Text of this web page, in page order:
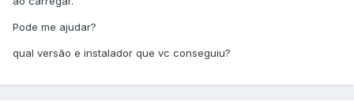
Pode me ajudar?
qual versão e instalador que vc conseguiu?